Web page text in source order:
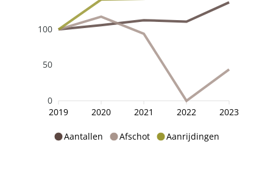
Aantallen Afschot Aanrijdingen
100
50
0
2019
2020 2021 2022 2023